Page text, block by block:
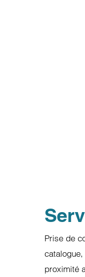
Prise de
proximité